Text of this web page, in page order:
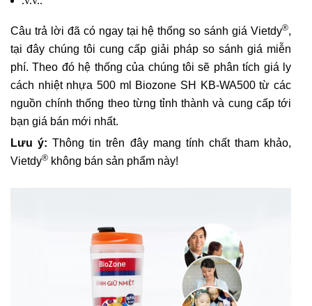
Câu trả lời đã có ngay tại hệ thống so sánh giá Vietdy®,
tại đây chúng tôi cung cấp giải pháp so sánh giá miễn
phí. Theo đó hệ thống của chúng tôi sẽ phân tích giá ly
cách nhiệt nhựa 500 ml Biozone SH KB-WA500 từ các
nguồn chính thống theo từng tỉnh thành và cung cấp tới
bạn giá bán mới nhất.
Lưu ý: Thông tin trên đây mang tính chất tham khảo,
Vietdy® không bán sản phẩm này!